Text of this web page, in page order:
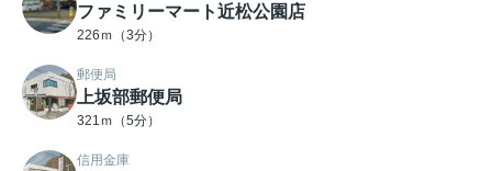
ファミリーマート近松公園店
226ｍ（3分）
郵便局
上坂部郵便局
321ｍ（5分）
信用金庫